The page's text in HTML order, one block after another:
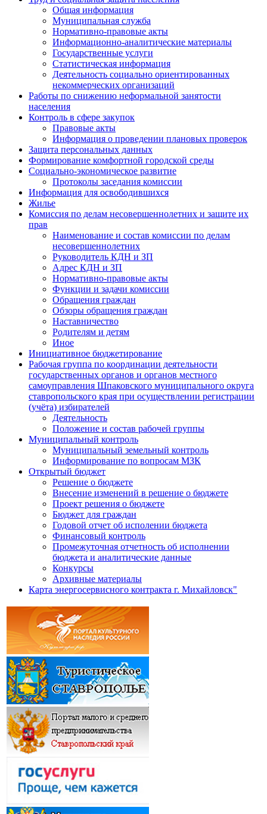
Общая информация
Муниципальная служба
Нормативно-правовые акты
Информационно-аналитические материалы
Государственные услуги
Статистическая информация
Деятельность социально ориентированных
некоммерческих организаций
Работы по снижению неформальной занятости
населения
Контроль в сфере закупок
Правовые акты
Информация о проведении плановых проверок
Защита персональных данных
Формирование комфортной городской среды
Социально-экономическое развитие
Протоколы заседания комиссии
Информация для освободившихся
Жилье
Комиссия по делам несовершеннолетних и защите их
прав
Наименование и состав комиссии по делам
несовершеннолетних
Руководитель КДН и ЗП
Адрес КДН и ЗП
Нормативно-правовые акты
Функции и задачи комиссии
Обращения граждан
Обзоры обращения граждан
Наставничество
Родителям и детям
Иное
Инициативное бюджетирование
Рабочая группа по координации деятельности
государственных органов и органов местного
самоуправления Шпаковского муниципального округа
ставропольского края при осуществлении регистрации
(учёта) избирателей
Деятельность
Положение и состав рабочей группы
Муниципальный контроль
Муниципальный земельный контроль
Информирование по вопросам МЗК
Открытый бюджет
Решение о бюджете
Внесение изменений в решение о бюджете
Проект решения о бюджете
Бюджет для граждан
Годовой отчет об исполении бюджета
Финансовый контроль
Промежуточная отчетность об исполнении
бюджета и аналитические данные
Конкурсы
Архивные материалы
Карта энергосервисного контракта г. Михайловск"